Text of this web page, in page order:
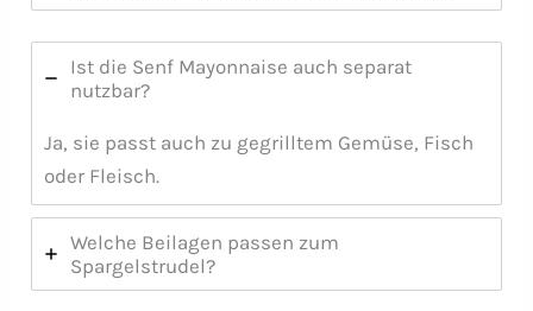
Ist die Senf Mayonnaise auch separat
nutzbar?
Ja, sie passt auch zu gegrilltem Gemüse, Fisch
oder Fleisch.
Welche Beilagen passen zum
Spargelstrudel?